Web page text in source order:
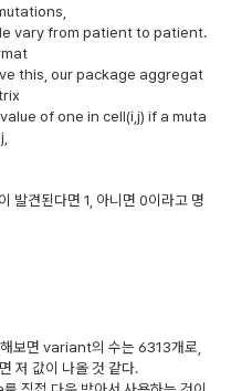
vary from patient to patient.
this, our package aggregat
of one in cell(i,j) if a muta
발견된다면 1, 아니면 0이라고 명
보면 variant의 수는 6313개로,
저 값이 나올 것 같다.